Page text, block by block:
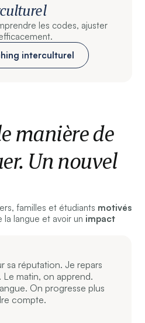
les codes, ajuster
interculturel
manière de
Un nouvel
familles et étudiants motivés
la langue et avoir un impact
sa réputation. Je repars
matin, on apprend.
On progresse plus
compte.